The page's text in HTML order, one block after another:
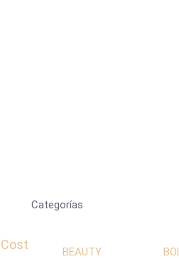
Categorías
BEAUTY